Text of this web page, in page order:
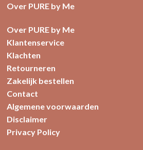
Over PURE by Me
Over PURE by Me
Klantenservice
Klachten
Retourneren
Zakelijk bestellen
Contact
Algemene voorwaarden
Disclaimer
Privacy Policy